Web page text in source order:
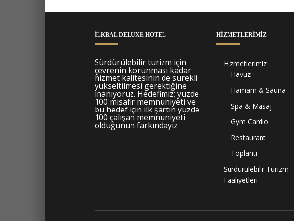
İLKBAL DELUXE HOTEL
Sürdürülebilir turizm için
çevrenin korunması kadar
hizmet kalitesinin de sürekli
yükseltilmesi gerektiğine
inanıyoruz. Hedefimiz; yüzde
100 misafir memnuniyeti ve
bu hedef için ilk şartın yüzde
100 çalışan memnuniyeti
olduğunun farkındayız
HIZMETLERIMIZ
Hizmetlerimiz
Havuz
Hamam & Sauna
Spa & Masaj
Gym Cardio
Restaurant
Toplantı
Sürdürülebilir Turizm
Faaliyetleri